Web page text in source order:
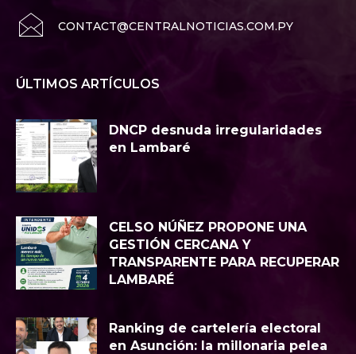
CONTACT@CENTRALNOTICIAS.COM.PY
ÚLTIMOS ARTÍCULOS
DNCP desnuda irregularidades
en Lambaré
CELSO NÚÑEZ PROPONE UNA
GESTIÓN CERCANA Y
TRANSPARENTE PARA RECUPERAR
LAMBARÉ
Ranking de cartelería electoral
en Asunción: la millonaria pelea